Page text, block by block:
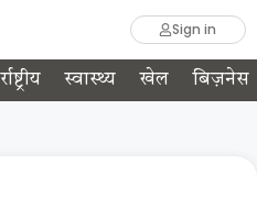
Sign in
स्वास्थ्य खेल बिज़नेस